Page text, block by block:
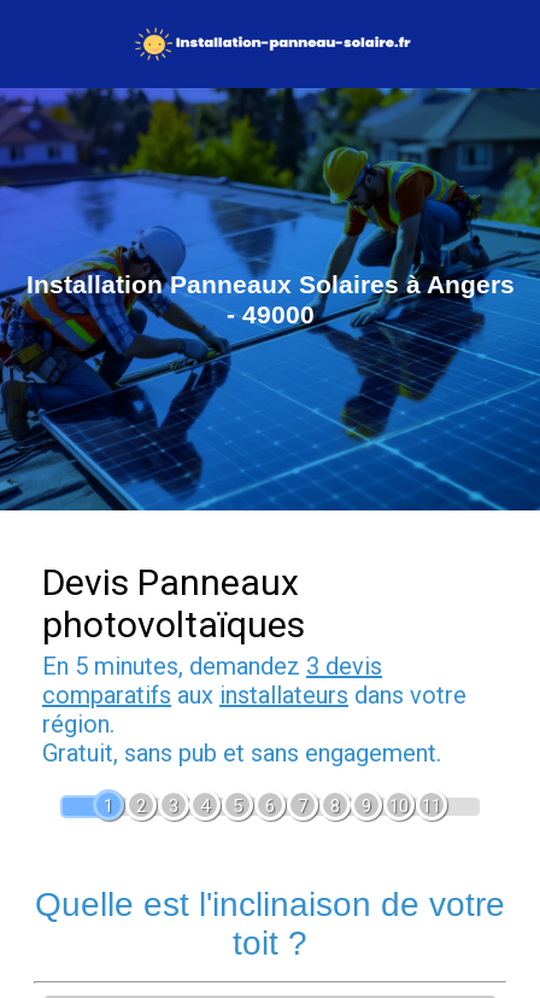
Installation Panneaux Solaires à Angers
- 49000
Devis Panneaux
photovoltaïques
En 5 minutes, demandez 3 devis
comparatifs aux installateurs dans votre
région.
Gratuit, sans pub et sans engagement.
1 2 3 4 5 6 7 8 9 10 11
Quelle est l'inclinaison de votre
toit ?